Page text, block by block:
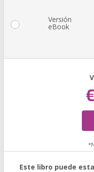
Versión
eBook
Este libro puede